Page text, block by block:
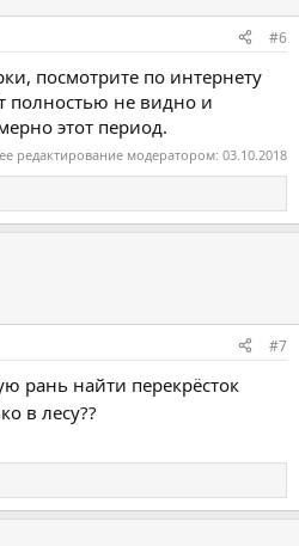
#6
посмотрите по интернету
полностью не видно и
этот период.
редактирование модератором: 03.10.2018
#7
рань найти перекрёсток
в лесу??